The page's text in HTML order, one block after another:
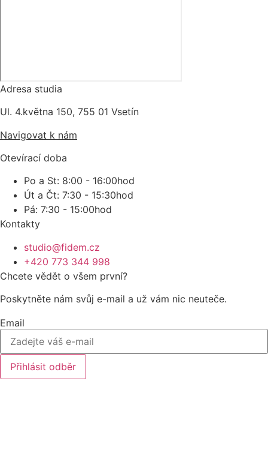
Adresa studia
Ul. 4.května 150, 755 01 Vsetín
Navigovat k nám
Otevírací doba
Po a St: 8:00 - 16:00hod
Út a Čt: 7:30 - 15:30hod
Pá: 7:30 - 15:00hod
Kontakty
studio@fidem.cz
+420 773 344 998
Chcete vědět o všem první?
Poskytněte nám svůj e-mail a už vám nic neuteče.
Email
Přihlásit odběr